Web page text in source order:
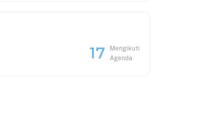
17
Mengikuti
Agenda